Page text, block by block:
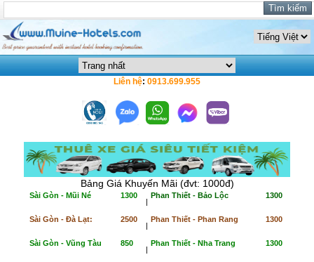
Liên hệ: 0913.699.955
Bảng Giá Khuyến Mãi (đvt: 1000đ)
Sài Gòn - Mũi Né 1300
|
Phan Thiết - Bảo Lộc 1300
Sài Gòn - Đà Lạt: 2500
|
Phan Thiết - Phan Rang 1300
Sài Gòn - Vũng Tàu 850
|
Phan Thiết - Nha Trang 1300